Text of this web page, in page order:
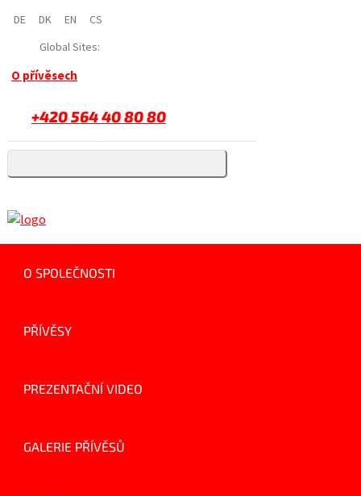
DE DK EN
CS
Global Sites:
O přívěsech
+420 564 40 80 80
O SPOLEČNOSTI
PŘÍVĚSY
PREZENTAČNÍ VIDEO
GALERIE PŘÍVĚSŮ